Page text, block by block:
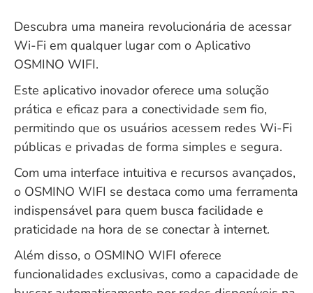
Descubra uma maneira revolucionária de acessar
Wi-Fi em qualquer lugar com o Aplicativo
OSMINO WIFI.
Este aplicativo inovador oferece uma solução
prática e eficaz para a conectividade sem fio,
permitindo que os usuários acessem redes Wi-Fi
públicas e privadas de forma simples e segura.
Com uma interface intuitiva e recursos avançados,
o OSMINO WIFI se destaca como uma ferramenta
indispensável para quem busca facilidade e
praticidade na hora de se conectar à internet.
Além disso, o OSMINO WIFI oferece
funcionalidades exclusivas, como a capacidade de